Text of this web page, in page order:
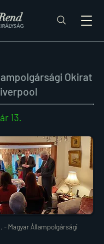
Okirat
13.
- Magyar Állampolgársági